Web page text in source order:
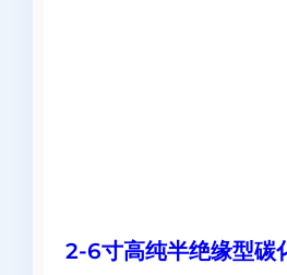
2-6寸高纯半绝缘型碳